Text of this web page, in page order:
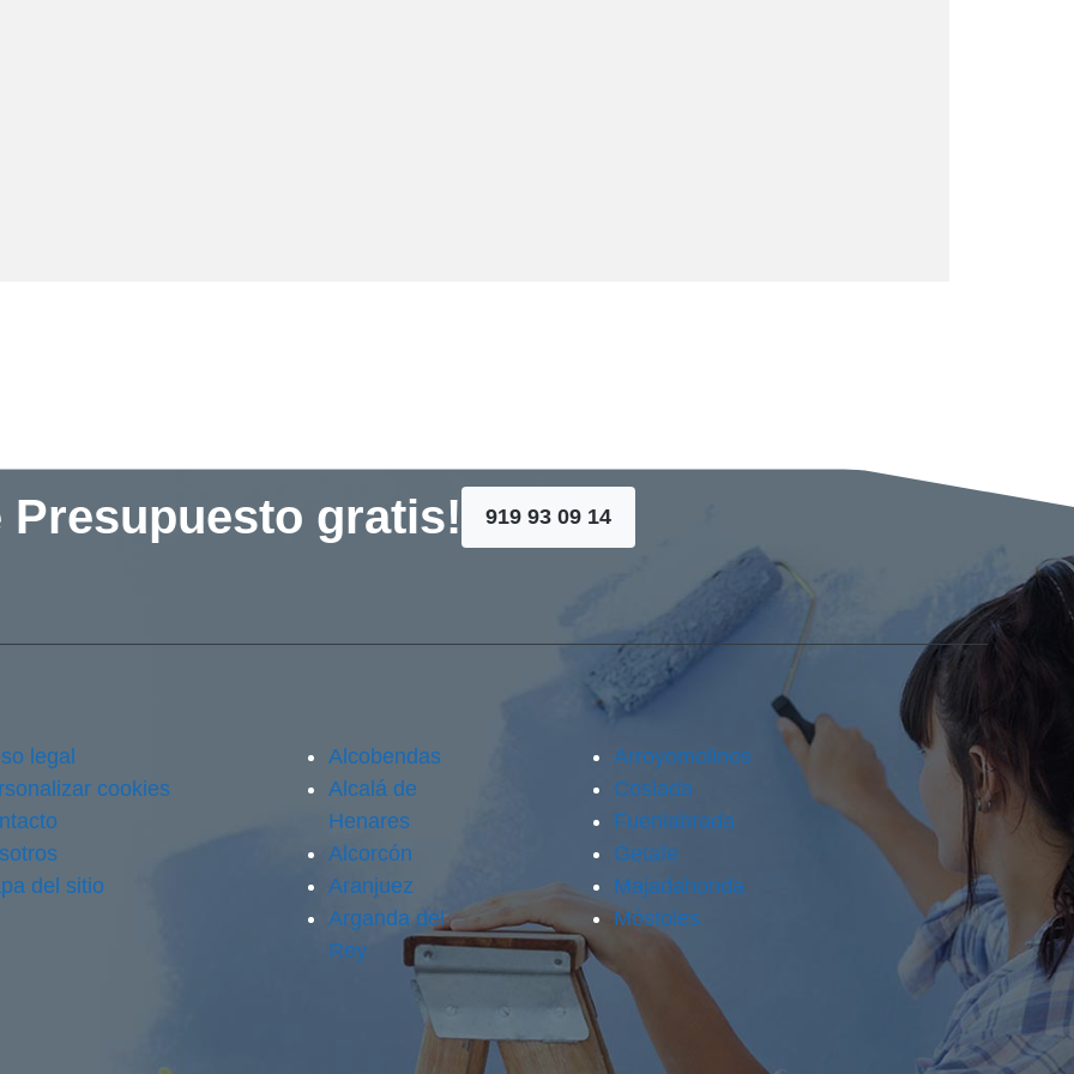
Presupuesto gratis! 919 93 09 14
legal
cookies
del sitio
Alcobendas
Alcalá de
Henares
Alcorcón
Aranjuez
Arganda del
Rey
Arroyomolinos
Coslada
Fuenlabrada
Getafe
Majadahonda
Móstoles